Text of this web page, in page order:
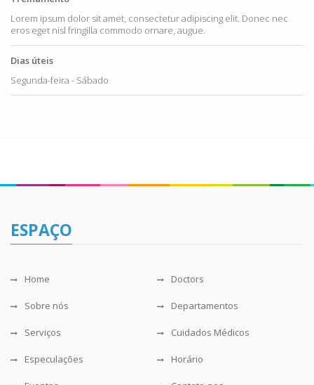
Lorem ipsum dolor sit amet, consectetur adipiscing elit. Donec nec
eros eget nisl fringilla commodo ornare, augue.
Dias úteis
Segunda-feira - Sábado
ESPAÇO
Home Doctors
Sobre nós Departamentos
Serviços Cuidados Médicos
Especulações Horário